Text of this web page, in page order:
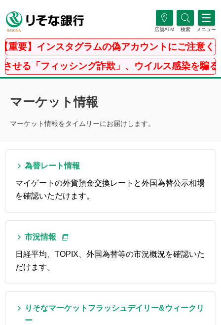
店舗ATM 検索 メニュー
重要】インスタグラムの偽アカウントにご注意くだ
る「フィッシング詐欺」、ウイルス感染を騙る
マーケット情報
マーケット情報をタイムリーにお届けします。
為替レート情報
マイゲートの外貨預金交換レートと外国為替公示相場
を確認いただけます。
市況情報
日経平均、TOPIX、外国為替等の市況概況を確認いた
だけます。
りそなマーケットフラッシュデイリー&ウィークリ
ー